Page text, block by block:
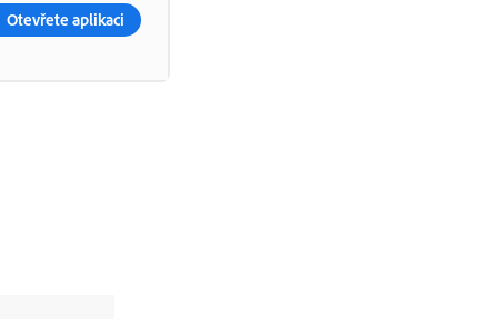
Otevřete aplikaci